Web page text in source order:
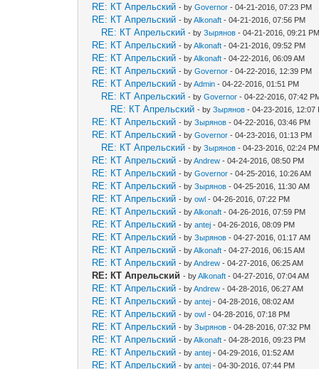
RE: КТ Апрельский - byGovernor - 04-21-2016, 07:23 PM
RE: КТ Апрельский - byAlkonaft - 04-21-2016, 07:56 PM
RE: КТ Апрельский - byЗырянов - 04-21-2016, 09:21 PM
RE: КТ Апрельский - byAlkonaft - 04-21-2016, 09:52 PM
RE: КТ Апрельский - byAlkonaft - 04-22-2016, 06:09 AM
RE: КТ Апрельский - byGovernor - 04-22-2016, 12:39 PM
RE: КТ Апрельский - byAdmin - 04-22-2016, 01:51 PM
RE: КТ Апрельский - byGovernor - 04-22-2016, 07:42
RE: КТ Апрельский - byЗырянов - 04-23-2016, 12:07
RE: КТ Апрельский - byЗырянов - 04-22-2016, 03:46 PM
RE: КТ Апрельский - byGovernor - 04-23-2016, 01:13 PM
RE: КТ Апрельский - byЗырянов - 04-23-2016, 02:24 PM
RE: КТ Апрельский - byAndrew - 04-24-2016, 08:50 PM
RE: КТ Апрельский - byGovernor - 04-25-2016, 10:26 AM
RE: КТ Апрельский - byЗырянов - 04-25-2016, 11:30 AM
RE: КТ Апрельский - byowl - 04-26-2016, 07:22 PM
RE: КТ Апрельский - byAlkonaft - 04-26-2016, 07:59 PM
RE: КТ Апрельский - byantej - 04-26-2016, 08:09 PM
RE: КТ Апрельский - byЗырянов - 04-27-2016, 01:17 AM
RE: КТ Апрельский - byAlkonaft - 04-27-2016, 06:15 AM
RE: КТ Апрельский - byAndrew - 04-27-2016, 06:25 AM
RE: КТ Апрельский - byAlkonaft - 04-27-2016, 07:04 AM
RE: КТ Апрельский - byAndrew - 04-28-2016, 06:27 AM
RE: КТ Апрельский - byantej - 04-28-2016, 08:02 AM
RE: КТ Апрельский - byowl - 04-28-2016, 07:18 PM
RE: КТ Апрельский - byЗырянов - 04-28-2016, 07:32 PM
RE: КТ Апрельский - byAlkonaft - 04-28-2016, 09:23 PM
RE: КТ Апрельский - byantej - 04-29-2016, 01:52 AM
RE: КТ Апрельский - byantej - 04-30-2016, 07:44 PM